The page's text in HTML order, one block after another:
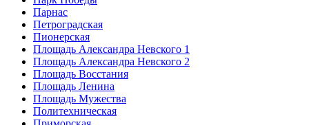
Парнас
Петроградская
Пионерская
Площадь Александра Невского 1
Площадь Александра Невского 2
Площадь Восстания
Площадь Ленина
Площадь Мужества
Политехническая